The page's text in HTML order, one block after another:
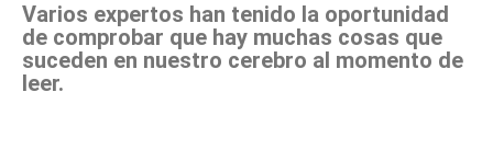
Varios expertos han tenido la oportunidad
de comprobar que hay muchas cosas que
suceden en nuestro cerebro al momento de
leer.